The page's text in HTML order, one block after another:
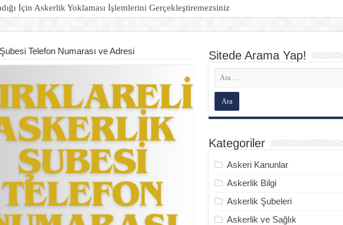
İçin Askerlik Yoklaması İşlemlerini Gerçekleştiremezsiniz
Telefon Numarası ve Adresi Sitede Arama Yap!
Kategoriler
Askeri Kanunlar
Askerlik Bilgi
Askerlik Şubeleri
Askerlik ve Sağlık